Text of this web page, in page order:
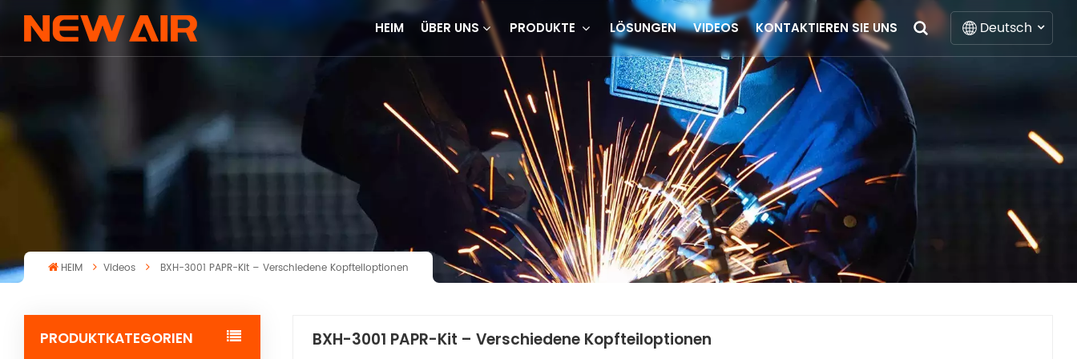
HEIM ÜBER UNS PRODUKTE LÖSUNGEN VIDEOS KONTAKTIEREN SIE UNS Deutsch
Español
HEIM Videos BXH-3001 PAPR-Kit – Verschiedene Kopfteiloptionen
PRODUKTKATEGORIEN BXH-3001 PAPR-Kit – Verschiedene Kopfteiloptionen